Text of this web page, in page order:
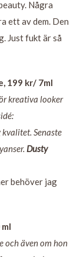
Några
ett av dem. Den
Just fukt är så
199 kr/ 7ml
kreativa looker
Senaste
Dusty
behöver jag
och även om hon